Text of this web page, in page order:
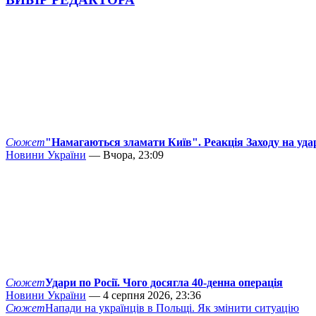
Сюжет"Намагаються зламати Київ". Реакція Заходу на
Новини України — Вчора, 23:09
СюжетУдари по Росії. Чого досягла 40-денна операція
Новини України — 4 серпня 2026, 23:36
СюжетНапади на українців в Польщі. Як змінити ситуацію